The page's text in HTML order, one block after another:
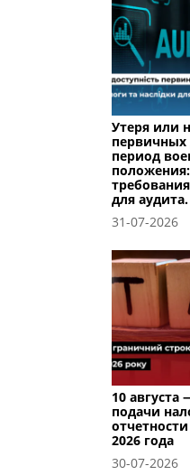
Утеря или
первичных
период
для аудита.
31-07-2026
10
подачи
2026 года
30-07-2026